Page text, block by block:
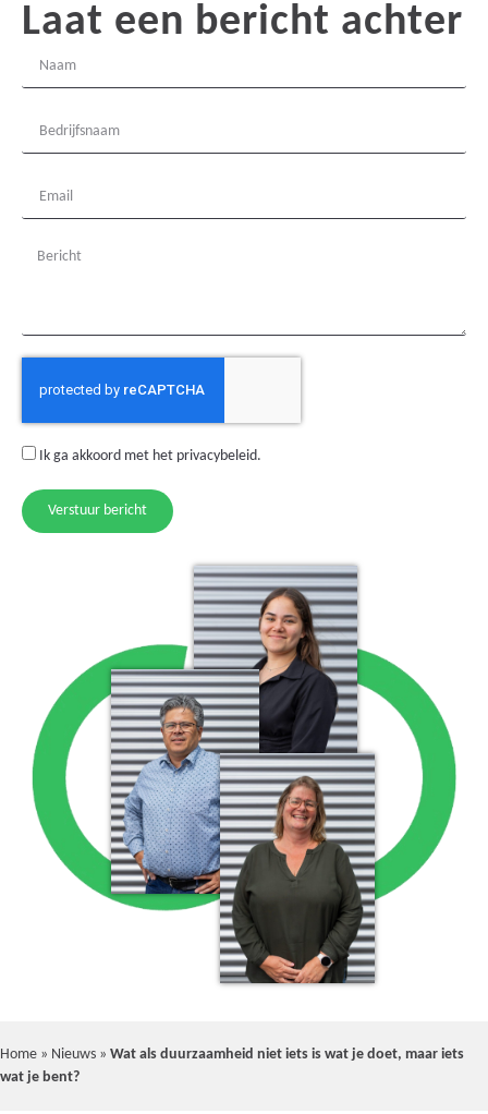
Laat een bericht achter
Ik ga akkoord met het privacybeleid.
Verstuur bericht
Home » Nieuws » Wat als duurzaamheid niet iets is wat je doet, maar iets
wat je bent?